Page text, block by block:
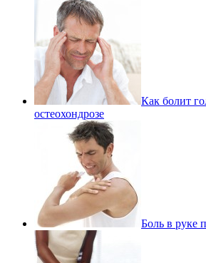
Как болит
остеохондрозе
Боль в руке